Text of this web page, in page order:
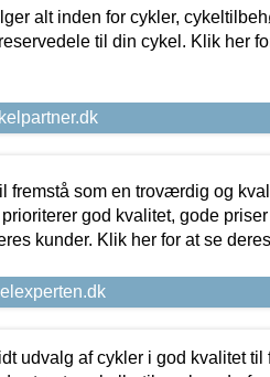
alt inden for cykler,
til din cykel. Klik her
fremstå som en troværdig og
god kvalitet, gode
kunder. Klik her for at se
udvalg af cykler i god kvalitet til